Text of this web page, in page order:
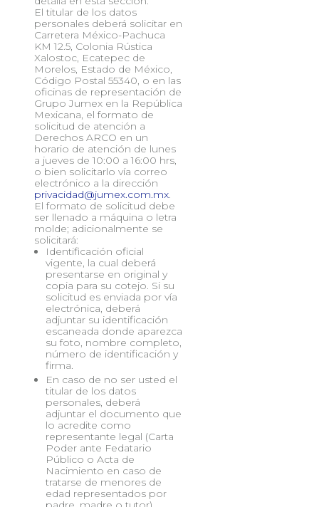
El titular de los datos
personales deberá solicitar en
Carretera México-Pachuca
KM 12.5, Colonia Rústica
Xalostoc, Ecatepec de
Morelos, Estado de México,
Código Postal 55340, o en las
oficinas de representación de
Grupo Jumex en la República
Mexicana, el formato de
solicitud de atención a
Derechos ARCO en un
horario de atención de lunes
a jueves de 10:00 a 16:00 hrs,
o bien solicitarlo vía correo
electrónico a la dirección
privacidad@jumex.com.mx.
El formato de solicitud debe
ser llenado a máquina o letra
molde; adicionalmente se
solicitará:
Identificación oficial
vigente, la cual deberá
presentarse en original y
copia para su cotejo. Si su
solicitud es enviada por vía
electrónica, deberá
adjuntar su identificación
escaneada donde aparezca
su foto, nombre completo,
número de identificación y
firma.
En caso de no ser usted el
titular de los datos
personales, deberá
adjuntar el documento que
lo acredite como
representante legal (Carta
Poder ante Fedatario
Público o Acta de
Nacimiento en caso de
tratarse de menores de
edad representados por